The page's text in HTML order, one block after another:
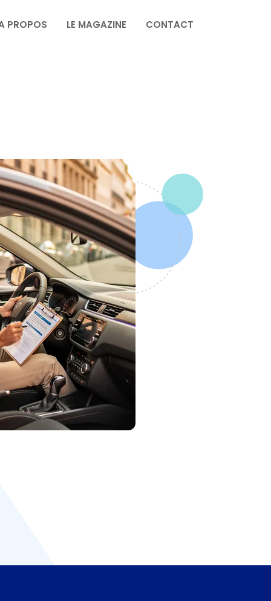
PROPOS LE MAGAZINE CONTACT